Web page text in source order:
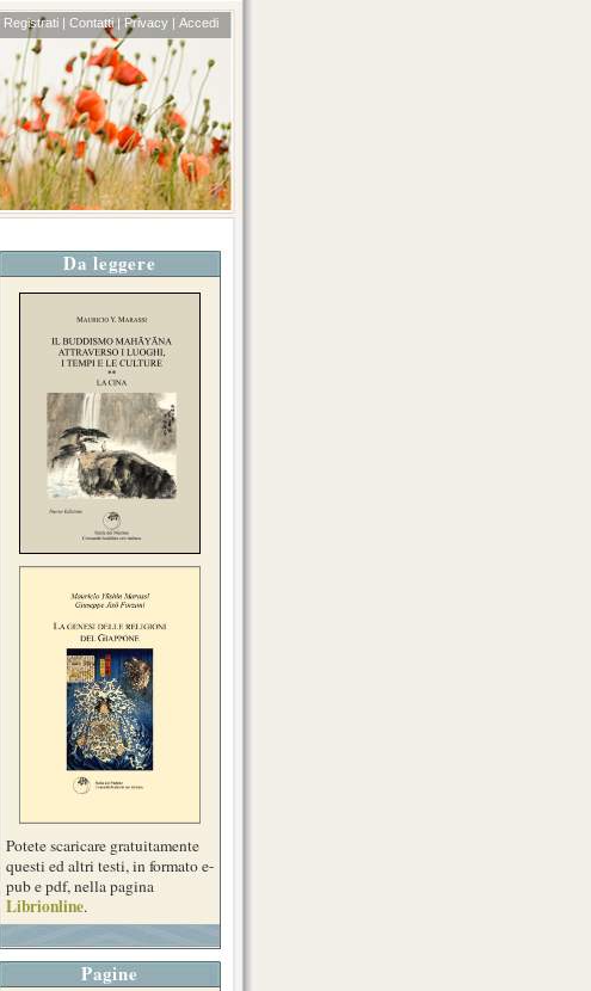
Registrati | Contatti | Privacy | Accedi
Da leggere
Potete scaricare gratuitamente
questi ed altri testi, in formato e-
pub e pdf, nella pagina
Librionline.
Pagine